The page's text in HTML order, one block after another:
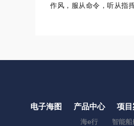
作风，服从命令，听从指
电子海图 产品中心
海e行
项目
智能